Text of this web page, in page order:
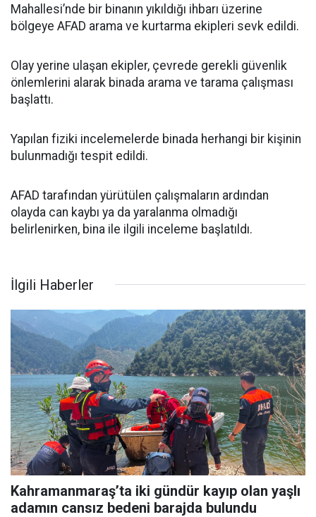
Mahallesi’nde bir binanın yıkıldığı ihbarı üzerine
bölgeye AFAD arama ve kurtarma ekipleri sevk edildi.
Olay yerine ulaşan ekipler, çevrede gerekli güvenlik
önlemlerini alarak binada arama ve tarama çalışması
başlattı.
Yapılan fiziki incelemelerde binada herhangi bir kişinin
bulunmadığı tespit edildi.
AFAD tarafından yürütülen çalışmaların ardından
olayda can kaybı ya da yaralanma olmadığı
belirlenirken, bina ile ilgili inceleme başlatıldı.
İlgili Haberler
Kahramanmaraş’ta iki gündür kayıp olan yaşlı
adamın cansız bedeni barajda bulundu